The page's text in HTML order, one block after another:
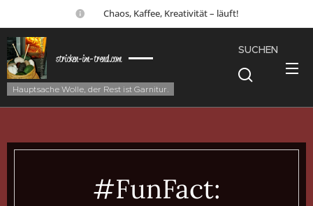
☕ Chaos, Kaffee, Kreativität – läuft!
stricken-im-trend.com
Hauptsache Wolle, der Rest ist Garnitur.
SUCHEN
#FunFact: